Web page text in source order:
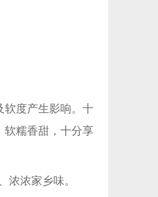
软度产生影响。十
软糯香甜，十分享
浓浓家乡味。